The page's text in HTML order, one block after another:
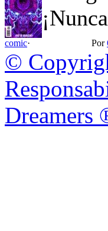
comic· Por
©
Dreamers